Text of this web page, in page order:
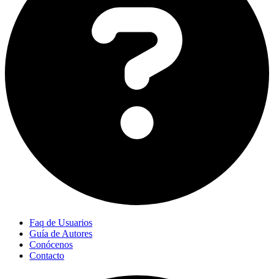
Faq de Usuarios
Guía de Autores
Conócenos
Contacto